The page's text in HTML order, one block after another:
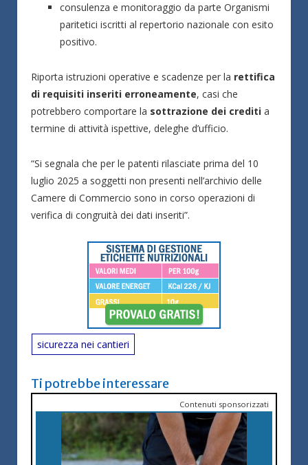
consulenza e monitoraggio da parte Organismi
paritetici iscritti al repertorio nazionale con esito
positivo.
Riporta istruzioni operative e scadenze per la rettifica
di requisiti inseriti erroneamente, casi che
potrebbero comportare la sottrazione dei crediti a
termine di attività ispettive, deleghe d’ufficio.
“Si segnala che per le patenti rilasciate prima del 10
luglio 2025 a soggetti non presenti nell’archivio delle
Camere di Commercio sono in corso operazioni di
verifica di congruità dei dati inseriti”.
sicurezza nei cantieri
Ti potrebbe interessare
Contenuti sponsorizzati